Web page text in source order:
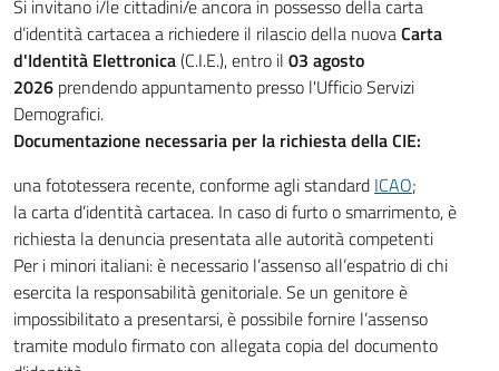
Si invitano i/le cittadini/e ancora in possesso della carta
d’identità cartacea a richiedere il rilascio della nuovaCarta
d'Identità Elettronica(C.I.E.), entro il 03 agosto
2026 prendendo appuntamento presso l'Ufficio Servizi
Demografici.
Documentazione necessaria per la richiesta della CIE:
una fototessera recente, conforme agli standard ICAO;
la carta d’identità cartacea. In caso di furto o smarrimento, è
richiesta la denuncia presentata alle autorità competenti
Per i minori italiani: è necessario l’assenso all’espatrio di chi
esercita la responsabilità genitoriale. Se un genitore è
impossibilitato a presentarsi, è possibile fornire l’assenso
tramite modulo firmato con allegata copia del documento